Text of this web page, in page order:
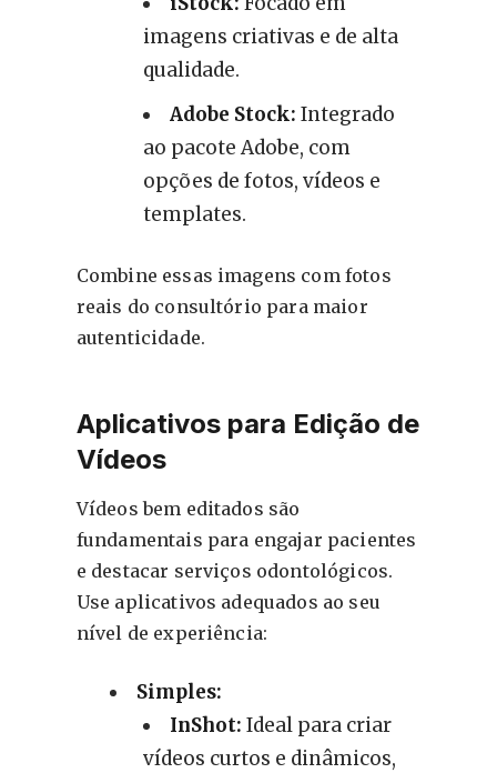
imagens criativas e de alta
qualidade.
Adobe Stock: Integrado
ao pacote Adobe, com
opções de fotos, vídeos e
templates.
Combine essas imagens com fotos
reais do consultório para maior
autenticidade.
Aplicativos para Edição de
Vídeos
Vídeos bem editados são
fundamentais para engajar pacientes
e destacar serviços odontológicos.
Use aplicativos adequados ao seu
nível de experiência:
Simples:
InShot: Ideal para criar
vídeos curtos e dinâmicos,